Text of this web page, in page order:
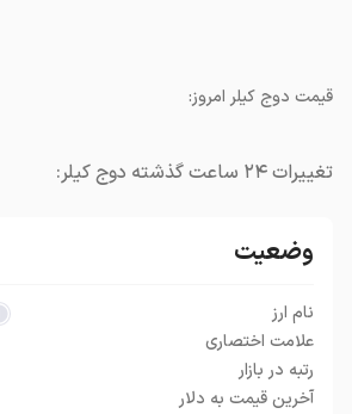
قیمت دوج کیلر امروز:
تغییرات ۲۴ ساعت گذشته دوج کیلر:
وضعیت
نام ارز
علامت اختصاری
رتبه در بازار
آخرین قیمت به دلار